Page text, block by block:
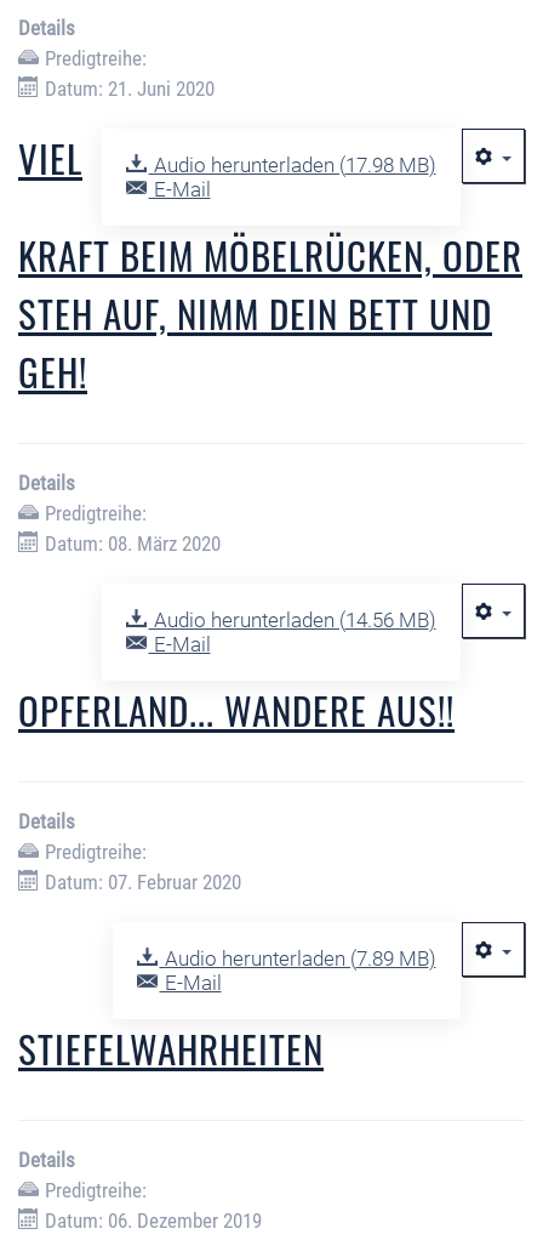
Details
Predigtreihe:
Datum: 21. Juni 2020
Audio herunterladen (17.98 MB)
E-Mail
VIEL
KRAFT BEIM MÖBELRÜCKEN, ODER
STEH AUF, NIMM DEIN BETT UND
GEH!
Details
Predigtreihe:
Datum: 08. März 2020
Audio herunterladen (14.56 MB)
E-Mail
OPFERLAND... WANDERE AUS!!
Details
Predigtreihe:
Datum: 07. Februar 2020
Audio herunterladen (7.89 MB)
E-Mail
STIEFELWAHRHEITEN
Details
Predigtreihe:
Datum: 06. Dezember 2019